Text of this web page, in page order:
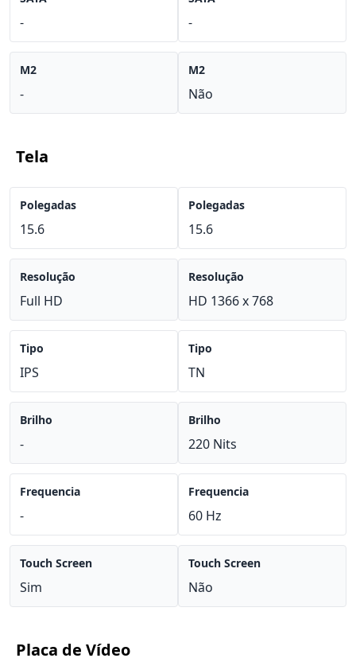
-
M2
-
-
M2
Não
Tela
Polegadas
15.6
Resolução
Full HD
Tipo
IPS
Brilho
-
Frequencia
-
Touch Screen
Sim
Polegadas
15.6
Resolução
HD 1366 x 768
Tipo
TN
Brilho
220 Nits
Frequencia
60 Hz
Touch Screen
Não
Placa de Vídeo